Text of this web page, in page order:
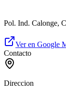
Pol. Ind. Calonge,
Ver en Google
Contacto
Direccion